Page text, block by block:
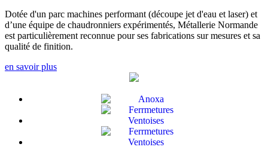
Dotée d'un parc machines performant (découpe jet d'eau et laser) et
d’une équipe de chaudronniers expérimentés, Métallerie Normande
est particulièrement reconnue pour ses fabrications sur mesures et sa
qualité de finition.
en savoir plus